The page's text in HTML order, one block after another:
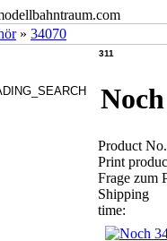
» 34070
311
Product
Print
Frage zum
Shipping
time: